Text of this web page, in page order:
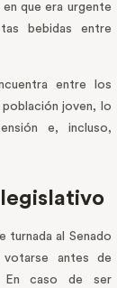
que era urgente
bebidas entre
entre los
joven, lo
e, incluso,
turnada al Senado
antes de
En caso de ser